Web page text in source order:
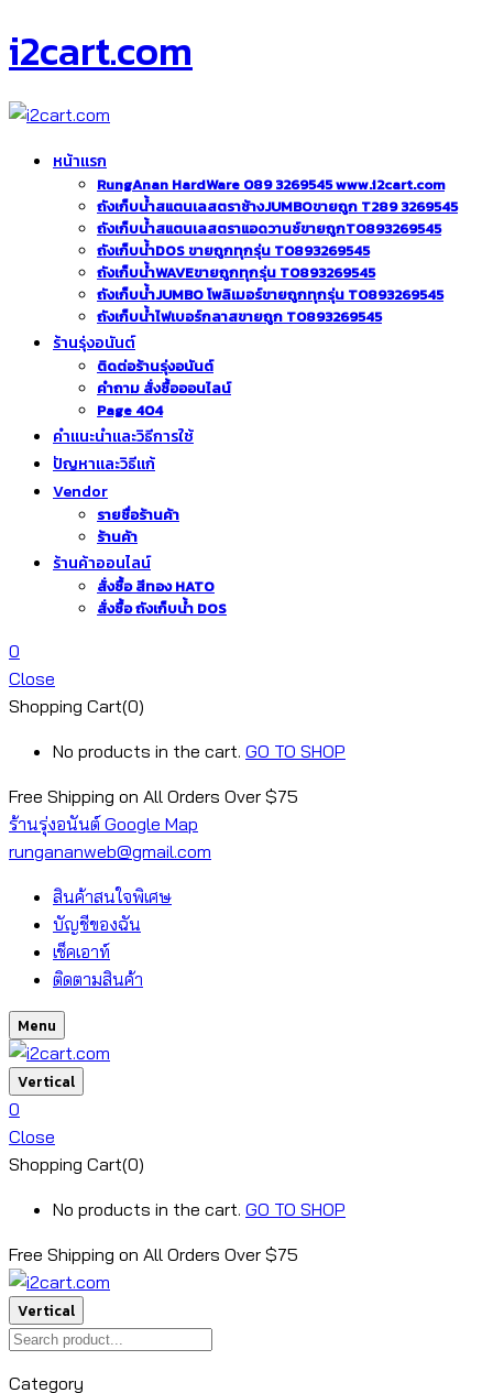
i2cart.com
หน้าแรก
RungAnan HardWare 089 3269545 www.i2cart.com
ถังเก็บน้ำสแตนเลสตราช้างJUMBOขายถูก T289 3269545
ถังเก็บน้ำสแตนเลสตราแอดวานซ์ขายถูกT0893269545
ถังเก็บน้ำDOS ขายถูกทุกรุ่น T0893269545
ถังเก็บน้ำWAVEขายถูกทุกรุ่น T0893269545
ถังเก็บน้ำJUMBO โพลิเมอร์ขายถูกทุกรุ่น T0893269545
ถังเก็บน้ำไฟเบอร์กลาสขายถูก T0893269545
ร้านรุ่งอนันต์
ติดต่อร้านรุ่งอนันต์
คำถาม สั่งซื้อออนไลน์
Page 404
คำแนะนำและวิธีการใช้
ปัญหาและวิธีแก้
Vendor
รายชื่อร้านค้า
ร้านค้า
ร้านค้าออนไลน์
สั่งซื้อ สีทอง HATO
สั่งซื้อ ถังเก็บน้ำ DOS
0
Close
Shopping Cart(0)
No products in the cart. GO TO SHOP
Free Shipping on All Orders Over $75
ร้านรุ่งอนันต์ Google Map
rungananweb@gmail.com
สินค้าสนใจพิเศษ
บัญชีของฉัน
เช็คเอาท์
ติดตามสินค้า
Menu
Vertical
0
Close
Shopping Cart(0)
No products in the cart. GO TO SHOP
Free Shipping on All Orders Over $75
Vertical
Category